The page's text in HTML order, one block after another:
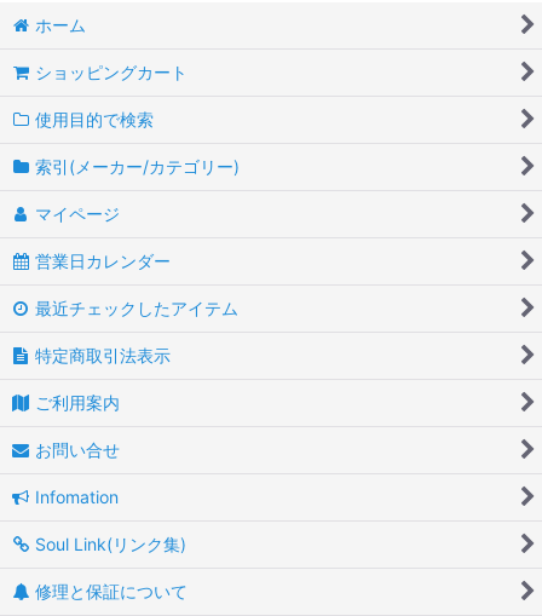
ホーム
ショッピングカート
使用目的で検索
索引(メーカー/カテゴリー)
マイページ
営業日カレンダー
最近チェックしたアイテム
特定商取引法表示
ご利用案内
お問い合せ
Infomation
Soul Link(リンク集)
修理と保証について